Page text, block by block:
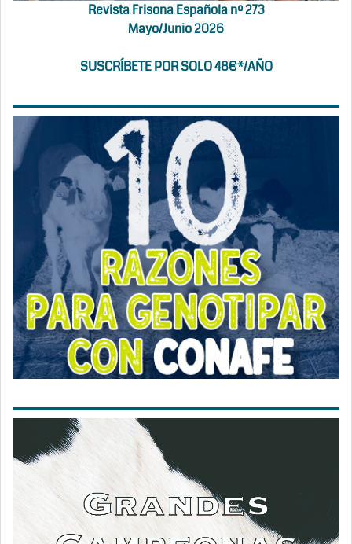
Revista Frisona Española nº 273
Mayo/Junio 2026
SUSCRÍBETE POR SOLO 48€*/AÑO